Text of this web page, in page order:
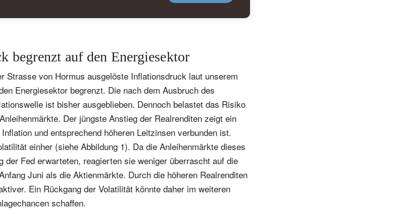
begrenzt auf den Energiesektor
Strasse von Hormus ausgelöste Inflationsdruck laut unserem
Energiesektor begrenzt. Die nach dem Ausbruch des
ist bisher ausgeblieben. Dennoch belastet das Risiko
Der jüngste Anstieg der Realrenditen zeigt ein
und entsprechend höheren Leitzinsen verbunden ist.
einher (siehe Abbildung 1). Da die Anleihenmärkte dieses
Fed erwarteten, reagierten sie weniger überrascht auf die
Juni als die Aktienmärkte. Durch die höheren Realrenditen
Ein Rückgang der Volatilität könnte daher im weiteren
schaffen.